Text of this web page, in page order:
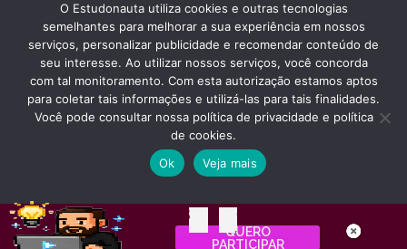
Todos os direitos reservados desde 2000.
PATROCÍNIO E HOSPEDAGEM
QUER UM SITE IGUAL A ESTE?ACESSE HOSTNET
INTERNET
03
Dias
02
Horas
QUERO
PARTICIPAR
O Estudonauta utiliza cookies e outras tecnologias
semelhantes para melhorar a sua experiência em nossos
serviços, personalizar publicidade e recomendar conteúdo de
seu interesse. Ao utilizar nossos serviços, você concorda
com tal monitoramento. Com esta autorização estamos aptos
para coletar tais informações e utilizá-las para tais finalidades.
Você pode consultar nossa política de privacidade e política
de cookies.
Ok
Veja mais